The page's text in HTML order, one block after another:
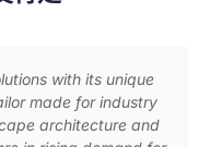
programme is tailored
including property
and contractors. The